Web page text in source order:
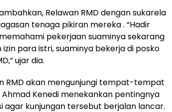
Relawan RMD dengan sukarela
tenaga pikiran mereka . “Hadir
pekerjaan suaminya sekarang
izin para istri, suaminya bekerja di posko
ujar dia.
RMD akan mengunjungi tempat-tempat
Kenedi menekankan pentingnya
agar kunjungan tersebut berjalan lancar.